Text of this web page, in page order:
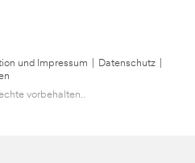
und Impressum Datenschutz
vorbehalten..